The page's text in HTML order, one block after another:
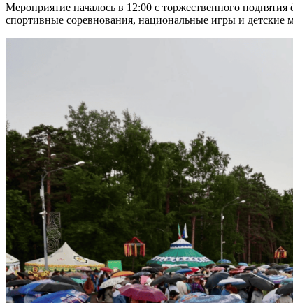
Мероприятие началось в 12:00 с торжественного
спортивные соревнования, национальные игры и детские